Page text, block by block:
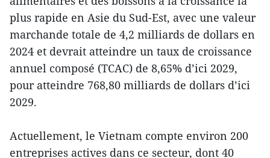
plus rapide en Asie du Sud-Est, avec une valeur
marchande totale de 4,2 milliards de dollars en
2024 et devrait atteindre un taux de croissance
annuel composé (TCAC) de 8,65% d’ici 2029,
pour atteindre 768,80 milliards de dollars d’ici
2029.
Actuellement, le Vietnam compte environ 200
entreprises actives dans ce secteur, dont 40